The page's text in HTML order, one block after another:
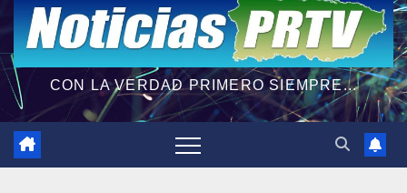
CON LA VERDAD PRIMERO SIEMPRE...